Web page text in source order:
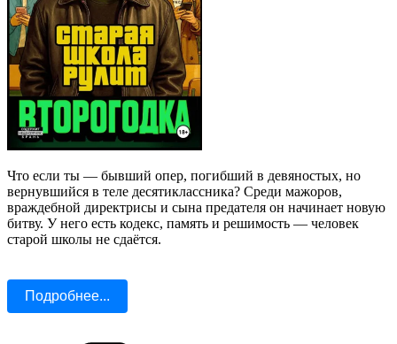
Что если ты — бывший опер, погибший в девяностых, но
вернувшийся в теле десятиклассника? Среди мажоров,
враждебной директрисы и сына предателя он начинает новую
битву. У него есть кодекс, память и решимость — человек
старой школы не сдаётся.
Подробнее...